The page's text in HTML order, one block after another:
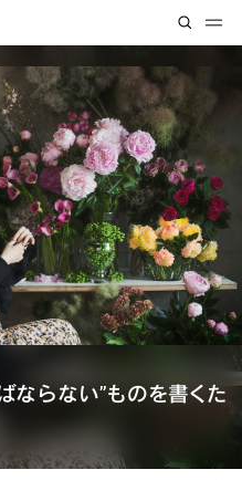
ならない”ものを書くた